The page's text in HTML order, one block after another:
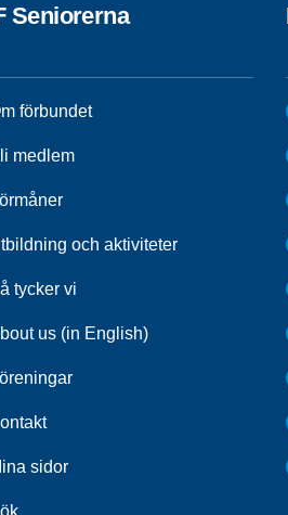
Seniorerna
förbundet
medlem
och aktiviteter
tycker vi
us (in English)
sidor